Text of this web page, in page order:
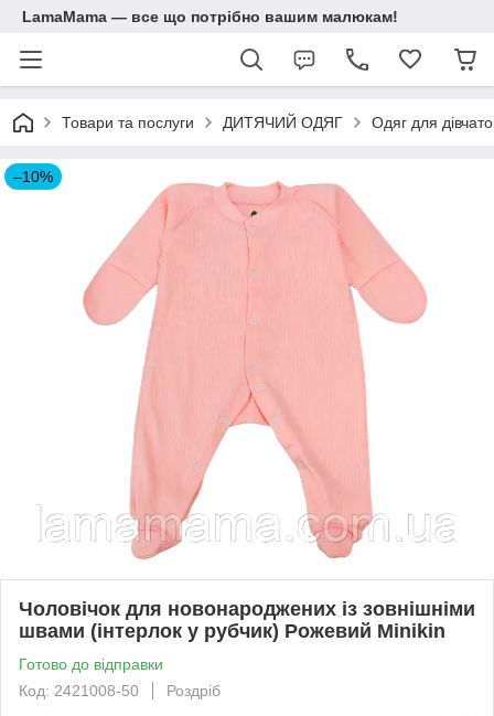
LamaMama — все що потрібно вашим малюкам!
Товари та послуги ДИТЯЧИЙ ОДЯГ Одяг для
–10%
Чоловічок для новонароджених із зовнішніми
швами (інтерлок у рубчик) Рожевий Minikin
Готово до відправки
Код: 2421008-50
Роздріб